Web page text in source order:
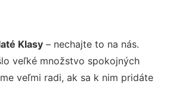
Klasy – nechajte to na nás.
veľké množstvo spokojných
veľmi radi, ak sa k nim pridáte